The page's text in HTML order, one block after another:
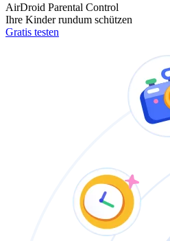
AirDroid Parental Control
Ihre Kinder rundum schützen
Gratis testen